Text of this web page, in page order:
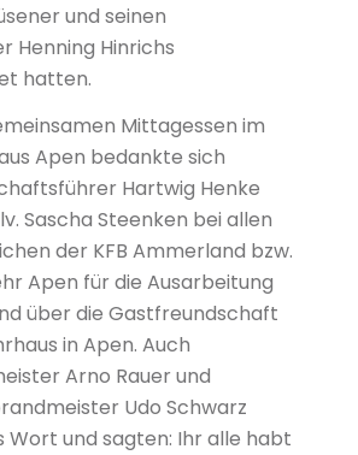
und seinen
Henning Hinrichs
hatten.
Mittagessen im
Apen bedankte sich
Hartwig Henke
Sascha Steenken bei allen
der KFB Ammerland bzw.
Apen für die Ausarbeitung
über die Gastfreundschaft
in Apen. Auch
Arno Rauer und
Udo Schwarz
Wort und sagten: Ihr alle habt